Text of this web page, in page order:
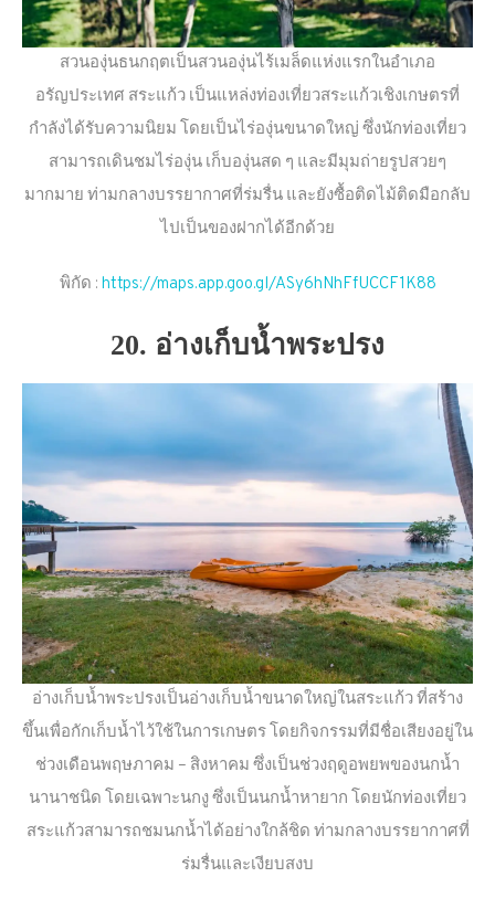
สวนองุ่นธนกฤตเป็นสวนองุ่นไร้เมล็ดแห่งแรกในอำเภอ
อรัญประเทศ สระแก้ว เป็นแหล่งท่องเที่ยวสระแก้วเชิงเกษตรที่
กำลังได้รับความนิยม โดยเป็นไร่องุ่นขนาดใหญ่ ซึ่งนักท่องเที่ยว
สามารถเดินชมไร่องุ่น เก็บองุ่นสด ๆ และมีมุมถ่ายรูปสวยๆ
มากมาย ท่ามกลางบรรยากาศที่ร่มรื่น และยังซื้อติดไม้ติดมือกลับ
ไปเป็นของฝากได้อีกด้วย
พิกัด : https://maps.app.goo.gl/ASy6hNhFfUCCF1K88
20. อ่างเก็บน้ำพระปรง
อ่างเก็บน้ำพระปรงเป็นอ่างเก็บน้ำขนาดใหญ่ในสระแก้ว ที่สร้าง
ขึ้นเพื่อกักเก็บน้ำไว้ใช้ในการเกษตร โดยกิจกรรมที่มีชื่อเสียงอยู่ใน
ช่วงเดือนพฤษภาคม – สิงหาคม ซึ่งเป็นช่วงฤดูอพยพของนกน้ำ
นานาชนิด โดยเฉพาะนกงู ซึ่งเป็นนกน้ำหายาก โดยนักท่องเที่ยว
สระแก้วสามารถชมนกน้ำได้อย่างใกล้ชิด ท่ามกลางบรรยากาศที่
ร่มรื่นและเงียบสงบ